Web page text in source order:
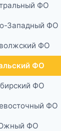
ФО
Западный ФО
ФО
ФО
ФО
ФО
ФО